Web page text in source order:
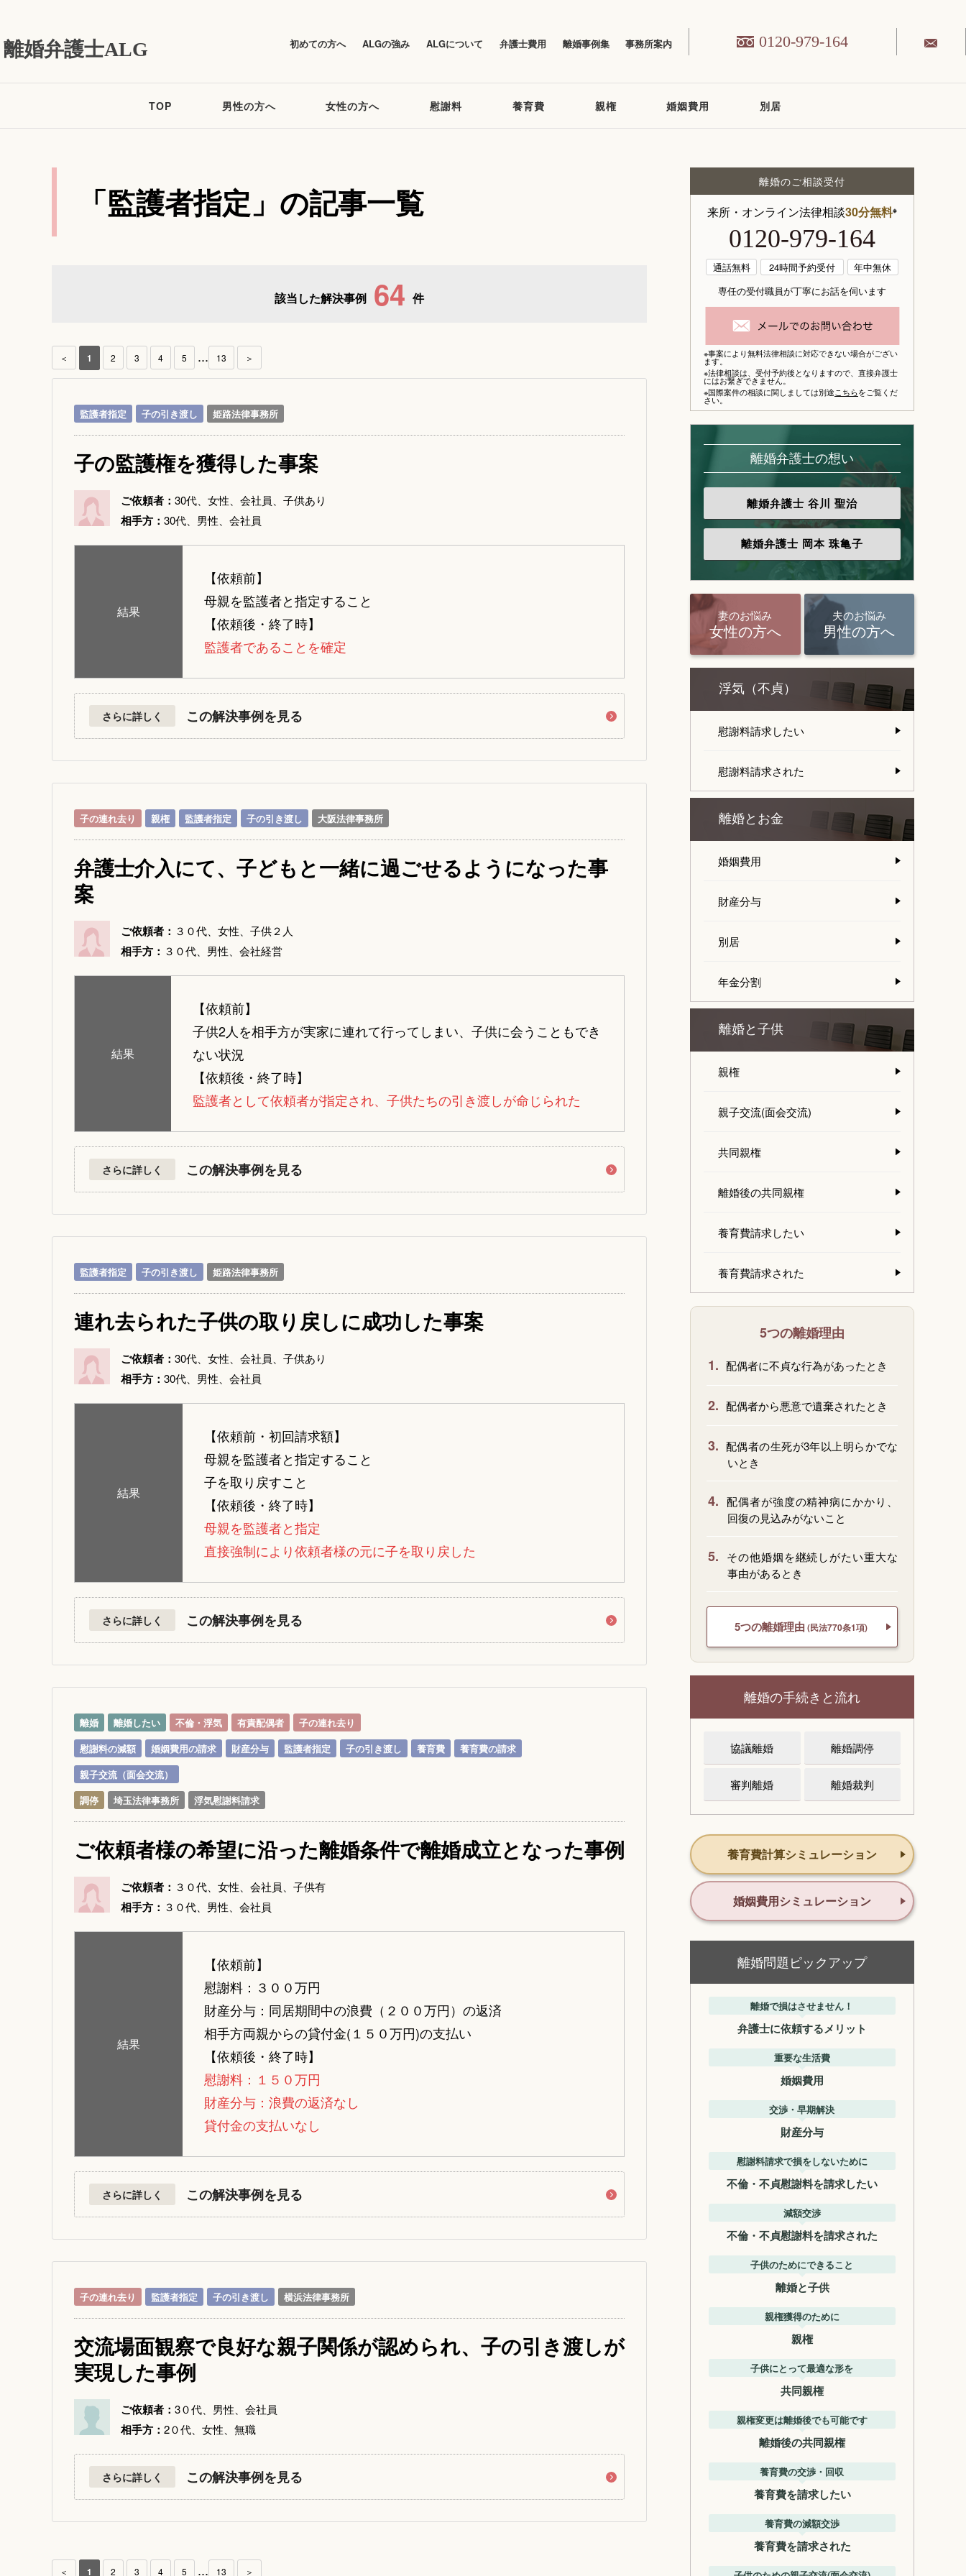
離婚弁護士ALG 初めての方へ ALGの強み ALGについて 弁護士費用 離婚事例集 事務所案内 0120-979-164
TOP 男性の方へ 女性の方へ 慰謝料 養育費 親権 婚姻費用 別居
「監護者指定」の記事一覧
該当した解決事例 64 件
＜ 1 2 3 4 5 ... 13 ＞
監護者指定 子の引き渡し 姫路法律事務所
子の監護権を獲得した事案
ご依頼者： 30代、女性、会社員、子供あり
相手方： 30代、男性、会社員
結果
【依頼前】
母親を監護者と指定すること
【依頼後・終了時】
監護者であることを確定
さらに詳しく この解決事例を見る
子の連れ去り 親権 監護者指定 子の引き渡し 大阪法律事務所
弁護士介入にて、子どもと一緒に過ごせるようになった事
案
ご依頼者： ３０代、女性、子供２人
相手方： ３０代、男性、会社経営
結果
【依頼前】
子供2人を相手方が実家に連れて行ってしまい、子供に会うこともでき
ない状況
【依頼後・終了時】
監護者として依頼者が指定され、子供たちの引き渡しが命じられた
さらに詳しく この解決事例を見る
監護者指定 子の引き渡し 姫路法律事務所
連れ去られた子供の取り戻しに成功した事案
ご依頼者： 30代、女性、会社員、子供あり
相手方： 30代、男性、会社員
結果
【依頼前・初回請求額】
母親を監護者と指定すること
子を取り戻すこと
【依頼後・終了時】
母親を監護者と指定
直接強制により依頼者様の元に子を取り戻した
さらに詳しく この解決事例を見る
離婚 離婚したい 不倫・浮気 有責配偶者
子の連れ去り
慰謝料の減額
婚姻費用の請求 財産分与 監護者指定 子の引き渡し 養育費
養育費の請求
親子交流（面会交流）
調停
埼玉法律事務所 浮気慰謝料請求
ご依頼者様の希望に沿った離婚条件で離婚成立となった事例
ご依頼者： ３０代、女性、会社員、子供有
相手方： ３０代、男性、会社員
結果
【依頼前】
慰謝料：３００万円
財産分与：同居期間中の浪費（２００万円）の返済
相手方両親からの貸付金(１５０万円)の支払い
【依頼後・終了時】
慰謝料：１５０万円
財産分与：浪費の返済なし
貸付金の支払いなし
さらに詳しく この解決事例を見る
子の連れ去り 監護者指定 子の引き渡し 横浜法律事務所
交流場面観察で良好な親子関係が認められ、子の引き渡しが
実現した事例
ご依頼者： 3０代、男性、会社員
相手方： 2０代、女性、無職
さらに詳しく この解決事例を見る
＜ 1 2 3 4 5 ... 13 ＞
離婚のご相談受付
来所・オンライン法律相談30分無料※
0120-979-164
通話無料 24時間予約受付
年中無休
専任の受付職員が丁寧にお話を伺います
※事案により無料法律相談に対応できない場合がござい
ます。
※法律相談は、 受付予約後となりますので、 直接弁護士
にはお繋ぎできません。
※国際案件の相談に関しましては別途こちらをご覧くだ
さい。
離婚弁護士の想い
離婚弁護士 谷川 聖治
離婚弁護士 岡本 珠亀子
妻のお悩み
女性の方へ
夫のお悩み
男性の方へ
浮気（不貞）
慰謝料請求したい
慰謝料請求された
離婚とお金
婚姻費用
財産分与
別居
年金分割
離婚と子供
親権
親子交流(面会交流)
共同親権
離婚後の共同親権
養育費請求したい
養育費請求された
5つの離婚理由
1. 配偶者に不貞な行為があったとき
2. 配偶者から悪意で遺棄されたとき
3. 配偶者の生死が3年以上明らかでな
いとき
4. 配偶者が強度の精神病にかかり、
回復の見込みがないこと
5.
その他婚姻を継続しがたい重大な
事由があるとき
5つの離婚理由 (民法770条1項)
離婚の手続きと流れ
協議離婚 離婚調停
審判離婚 離婚裁判
養育費計算シミュレーション
婚姻費用シミュレーション
離婚問題ピックアップ
離婚で損はさせません！
弁護士に依頼するメリット
重要な生活費
婚姻費用
交渉・早期解決
財産分与
慰謝料請求で損をしないために
不倫・不貞慰謝料を請求したい
減額交渉
不倫・不貞慰謝料を請求された
子供のためにできること
離婚と子供
親権獲得のために
親権
子供にとって最適な形を
共同親権
親権変更は離婚後でも可能です
離婚後の共同親権
養育費の交渉・回収
養育費を請求したい
養育費の減額交渉
養育費を請求された